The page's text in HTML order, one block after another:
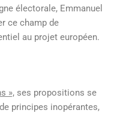
électorale, Emmanuel
ce champ de
au projet européen.
», ses propositions se
principes inopérantes,